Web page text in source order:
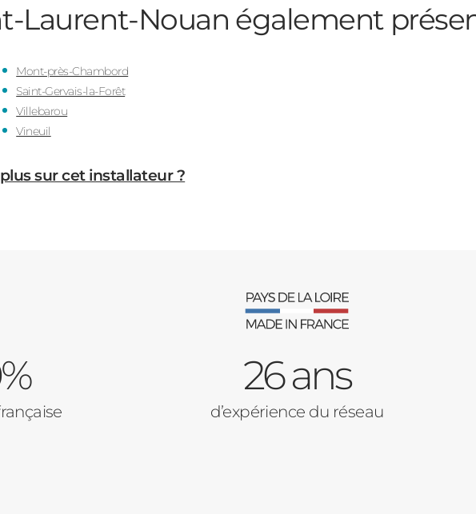
Laurent-Nouan également
Mont-près-Chambord
Saint-Gervais-la-Forêt
Villebarou
Vineuil
sur cet installateur ?
26 ans
d’expérience du réseau